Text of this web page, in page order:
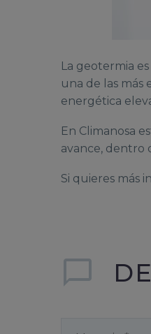
La geotermia
una de las
energética
En Climanosa
avance, dentro
Si quieres más